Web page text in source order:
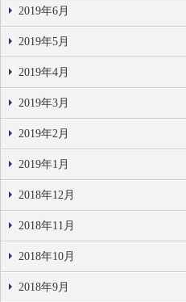
2019年6月
2019年5月
2019年4月
2019年3月
2019年2月
2019年1月
2018年12月
2018年11月
2018年10月
2018年9月